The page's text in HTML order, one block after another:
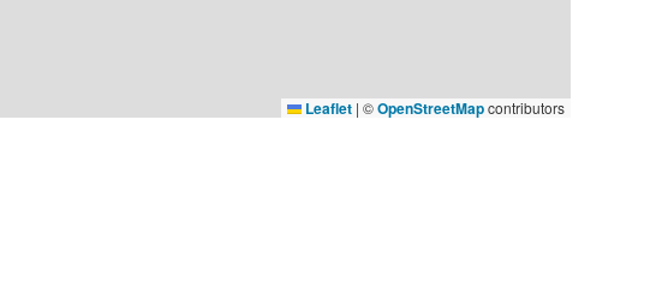
Leaflet | ©OpenStreetMapcontributors